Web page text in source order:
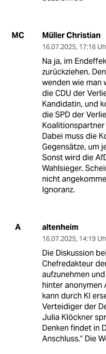
MC Müller Christian
16.07.2025, 17:16
Na ja, im
zurückziehen.
wenden wie man
die CDU der
Kandidatin, und
die SPD der
Dabei muss die
Gegensätze, um
Sonst wird die
Wahlsieger.
nicht
Ignoranz.
A altenheim
16.07.2025, 14:19
Die Diskussion
Chefredakteur
aufzunehmen
hinter anonymen
kann durch KI
Verteidiger der
Julia Klöckner
Denken findet in
Anschluss.“ Die